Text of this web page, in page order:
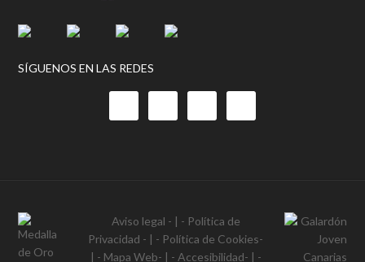
SÍGUENOS EN LAS REDES
Aviso legal - | - Política de
Privacidad - | - Política de Cookies-
| - Mapa Web- | - Accesibilidad- | -